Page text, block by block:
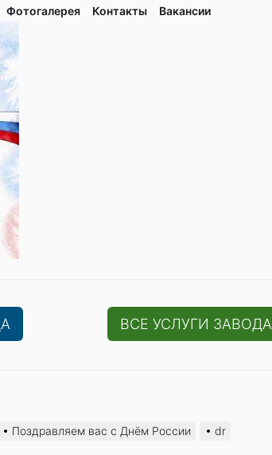
ВСЕ УСЛУГИ ЗАВОДА
Поздравляем вас с Днём России dr
Фотогалерея Контaкты Вакaнсии